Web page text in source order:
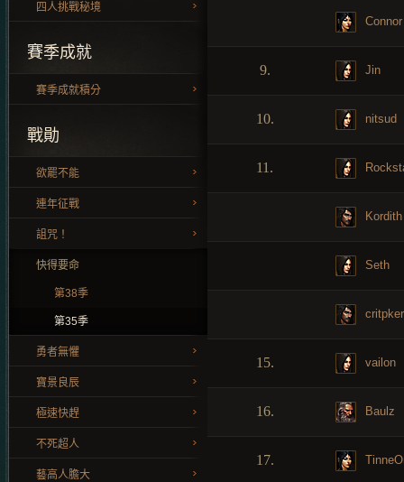
四人挑戰秘境
賽季成就
賽季成就積分
戰勛
欲罷不能
連年征戰
詛咒！
快得要命
第38季
第35季
勇者無懼
寶景良辰
極速快趕
不死超人
藝高人膽大
Connor
9. Jin
10. nitsud
11.
Kordith
Seth
critpker
15. vailon
16. Baulz
17.